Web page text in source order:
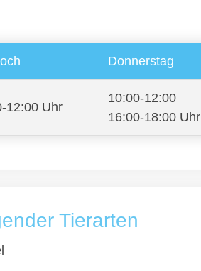
Donnerstag
12:00 Uhr
10:00-12:00
16:00-18:00 Uhr
Tierarten